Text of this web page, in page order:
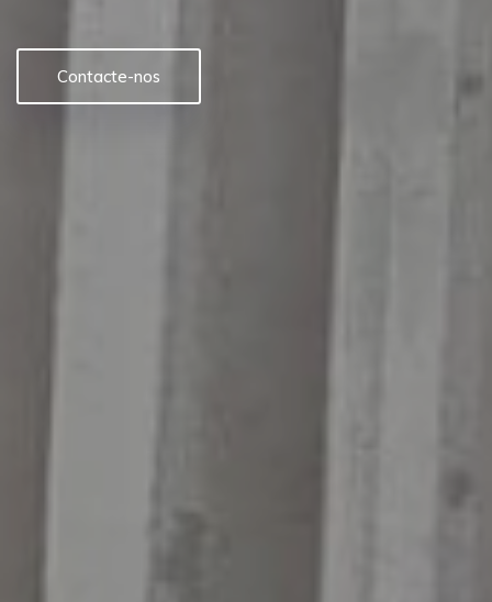
Contacte-nos